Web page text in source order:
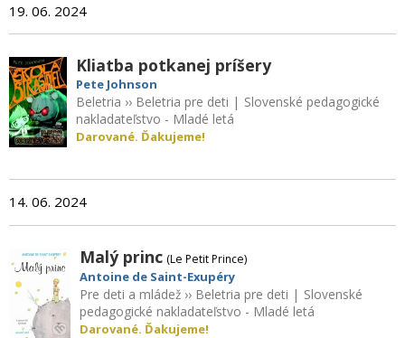
19. 06. 2024
Kliatba potkanej príšery
Pete Johnson
Beletria ›› Beletria pre deti | Slovenské pedagogické
nakladateľstvo - Mladé letá
Darované. Ďakujeme!
14. 06. 2024
Malý princ (Le Petit Prince)
Antoine de Saint-Exupéry
Pre deti a mládež ›› Beletria pre deti | Slovenské
pedagogické nakladateľstvo - Mladé letá
Darované. Ďakujeme!